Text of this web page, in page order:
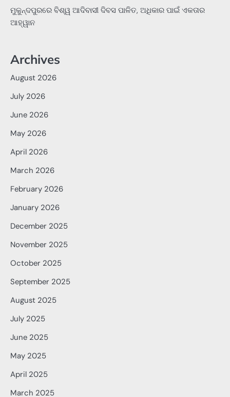
ମୁକୁନ୍ଦପୁରରେ ବିଶ୍ୱ ଆଦିବାସୀ ଦିବସ ପାଳିତ, ଅଧିକାର ପାଇଁ ଏକତାର
ଆହ୍ୱାନ
Archives
August 2026
July 2026
June 2026
May 2026
April 2026
March 2026
February 2026
January 2026
December 2025
November 2025
October 2025
September 2025
August 2025
July 2025
June 2025
May 2025
April 2025
March 2025